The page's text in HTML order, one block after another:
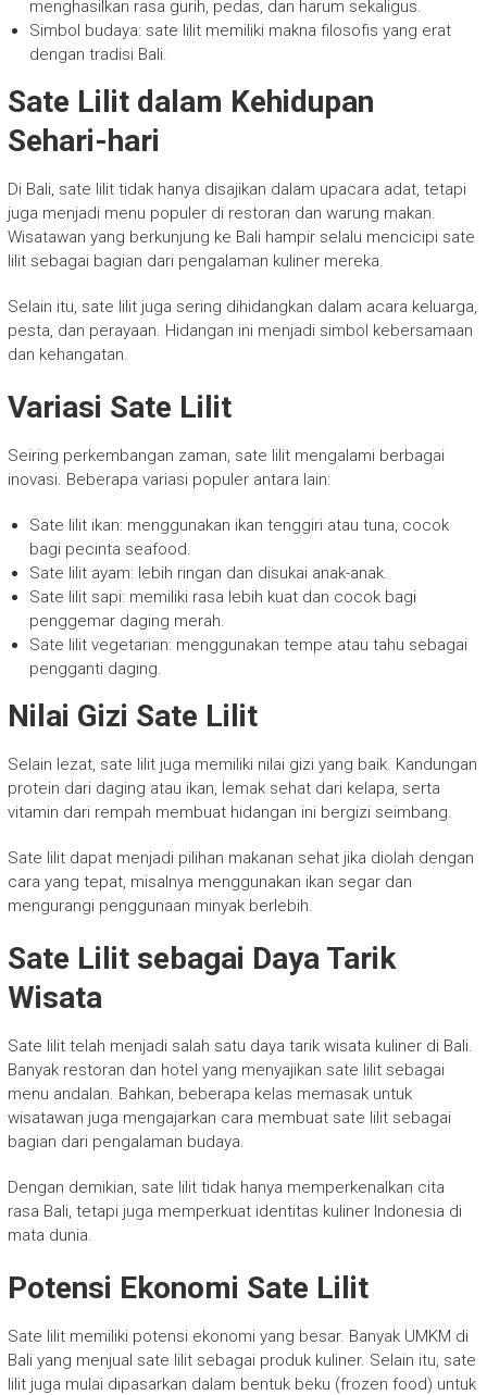
menghasilkan rasa gurih, pedas, dan harum sekaligus.
Simbol budaya: sate lilit memiliki makna filosofis yang erat
dengan tradisi Bali.
Sate Lilit dalam Kehidupan
Sehari-hari
Di Bali, sate lilit tidak hanya disajikan dalam upacara adat, tetapi
juga menjadi menu populer di restoran dan warung makan.
Wisatawan yang berkunjung ke Bali hampir selalu mencicipi sate
lilit sebagai bagian dari pengalaman kuliner mereka.
Selain itu, sate lilit juga sering dihidangkan dalam acara keluarga,
pesta, dan perayaan. Hidangan ini menjadi simbol kebersamaan
dan kehangatan.
Variasi Sate Lilit
Seiring perkembangan zaman, sate lilit mengalami berbagai
inovasi. Beberapa variasi populer antara lain:
Sate lilit ikan: menggunakan ikan tenggiri atau tuna, cocok
bagi pecinta seafood.
Sate lilit ayam: lebih ringan dan disukai anak-anak.
Sate lilit sapi: memiliki rasa lebih kuat dan cocok bagi
penggemar daging merah.
Sate lilit vegetarian: menggunakan tempe atau tahu sebagai
pengganti daging.
Nilai Gizi Sate Lilit
Selain lezat, sate lilit juga memiliki nilai gizi yang baik. Kandungan
protein dari daging atau ikan, lemak sehat dari kelapa, serta
vitamin dari rempah membuat hidangan ini bergizi seimbang.
Sate lilit dapat menjadi pilihan makanan sehat jika diolah dengan
cara yang tepat, misalnya menggunakan ikan segar dan
mengurangi penggunaan minyak berlebih.
Sate Lilit sebagai Daya Tarik
Wisata
Sate lilit telah menjadi salah satu daya tarik wisata kuliner di Bali.
Banyak restoran dan hotel yang menyajikan sate lilit sebagai
menu andalan. Bahkan, beberapa kelas memasak untuk
wisatawan juga mengajarkan cara membuat sate lilit sebagai
bagian dari pengalaman budaya.
Dengan demikian, sate lilit tidak hanya memperkenalkan cita
rasa Bali, tetapi juga memperkuat identitas kuliner Indonesia di
mata dunia.
Potensi Ekonomi Sate Lilit
Sate lilit memiliki potensi ekonomi yang besar. Banyak UMKM di
Bali yang menjual sate lilit sebagai produk kuliner. Selain itu, sate
lilit juga mulai dipasarkan dalam bentuk beku (frozen food) untuk